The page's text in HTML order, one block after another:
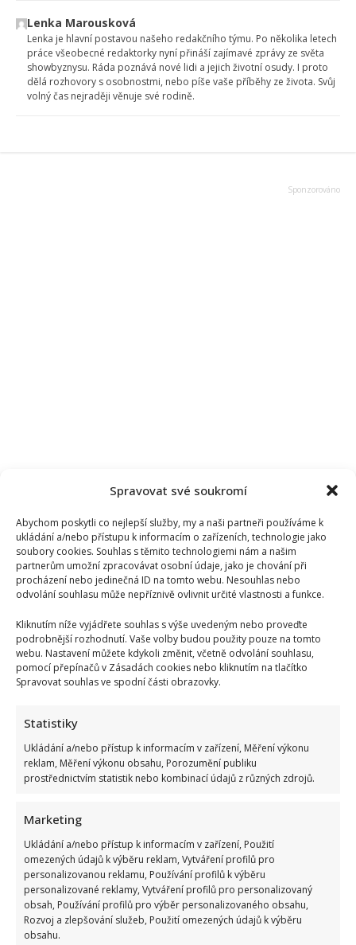
Spravovat své soukromí
Abychom poskytli co nejlepší služby, my a naši partneři používáme k
ukládání a/nebo přístupu k informacím o zařízeních, technologie jako
soubory cookies. Souhlas s těmito technologiemi nám a našim
partnerům umožní zpracovávat osobní údaje, jako je chování při
procházení nebo jedinečná ID na tomto webu. Nesouhlas nebo
odvolání souhlasu může nepříznivě ovlivnit určité vlastnosti a funkce.
Kliknutím níže vyjádřete souhlas s výše uvedeným nebo proveďte
podrobnější rozhodnutí. Vaše volby budou použity pouze na tomto
webu. Nastavení můžete kdykoli změnit, včetně odvolání souhlasu,
pomocí přepínačů v Zásadách cookies nebo kliknutím na tlačítko
Spravovat souhlas ve spodní části obrazovky.
Statistiky
Ukládání a/nebo přístup k informacím v zařízení, Měření výkonu
reklam, Měření výkonu obsahu, Porozumění publiku
prostřednictvím statistik nebo kombinací údajů z různých zdrojů.
Marketing
Ukládání a/nebo přístup k informacím v zařízení, Použití
omezených údajů k výběru reklam, Vytváření profilů pro
personalizovanou reklamu, Používání profilů k výběru
personalizované reklamy, Vytváření profilů pro personalizovaný
obsah, Používání profilů pro výběr personalizovaného obsahu,
Rozvoj a zlepšování služeb, Použití omezených údajů k výběru
obsahu.
Lenka Marousková
Lenka je hlavní postavou našeho redakčního týmu. Po několika letech
práce všeobecné redaktorky nyní přináší zajímavé zprávy ze světa
showbyznysu. Ráda poznává nové lidi a jejich životní osudy. I proto
dělá rozhovory s osobnostmi, nebo píše vaše příběhy ze života. Svůj
volný čas nejraději věnuje své rodině.